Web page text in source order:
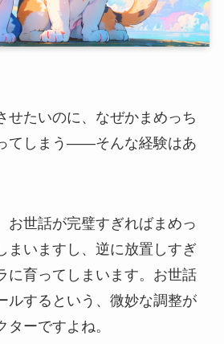
せたいのに、なぜかまめっち
てしまう——そんな経験はあ
お世話が完璧すぎればまめっ
まいますし、逆に放置しすぎ
に育ってしまいます。お世話
ルするという、微妙な調整が
ーですよね。